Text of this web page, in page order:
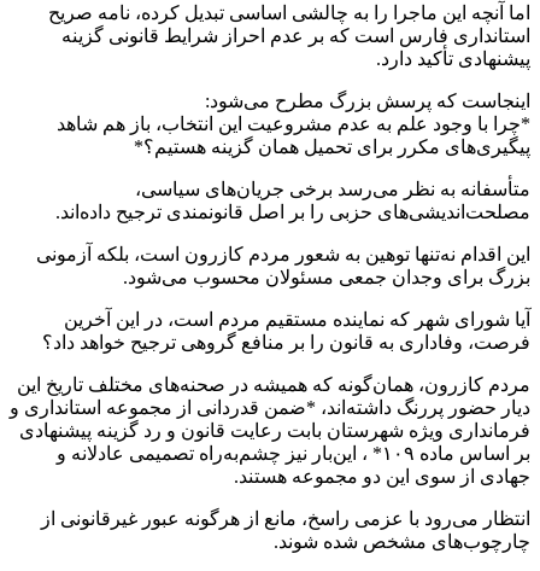
اما آنچه این ماجرا را به چالشی اساسی تبدیل کرده، نامه صریح
استانداری فارس است که بر عدم احراز شرایط قانونی گزینه
پیشنهادی تأکید دارد.
اینجاست که پرسش بزرگ مطرح می‌شود:
*چرا با وجود علم به عدم مشروعیت این انتخاب، باز هم شاهد
پیگیری‌های مکرر برای تحمیل همان گزینه هستیم؟*
متأسفانه به نظر می‌رسد برخی جریان‌های سیاسی،
مصلحت‌اندیشی‌های حزبی را بر اصل قانونمندی ترجیح داده‌اند.
این اقدام نه‌تنها توهین به شعور مردم کازرون است، بلکه آزمونی
بزرگ برای وجدان جمعی مسئولان محسوب می‌شود.
آیا شورای شهر که نماینده مستقیم مردم است، در این آخرین
فرصت، وفاداری به قانون را بر منافع گروهی ترجیح خواهد داد؟
مردم کازرون، همان‌گونه که همیشه در صحنه‌های مختلف تاریخ این
دیار حضور پررنگ داشته‌اند، *ضمن قدردانی از مجموعه استانداری و
فرمانداری ویژه شهرستان بابت رعایت قانون و رد گزینه پیشنهادی
بر اساس ماده ۱۰۹* ، این‌بار نیز چشم‌به‌راه تصمیمی عادلانه و
جهادی از سوی این دو مجموعه هستند.
انتظار می‌رود با عزمی راسخ، مانع از هرگونه عبور غیرقانونی از
چارچوب‌های مشخص شده شوند.